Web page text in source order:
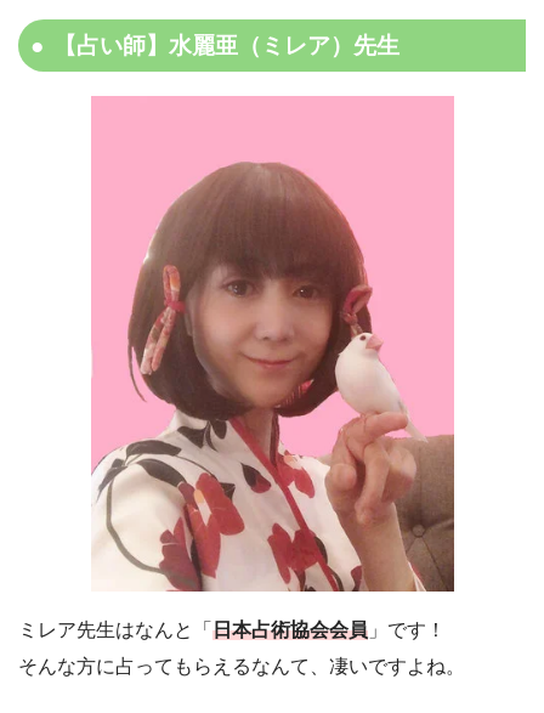
【占い師】水麗亜（ミレア）先生
ミレア先生はなんと「 日本占術協会会員 」です！
そんな方に占ってもらえるなんて、凄いですよね。